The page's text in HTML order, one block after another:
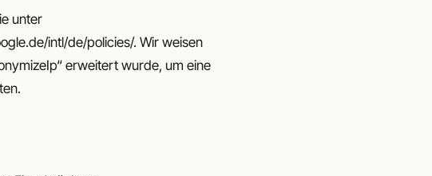
unter
intl/de/policies/. Wir weisen
erweitert wurde, um eine